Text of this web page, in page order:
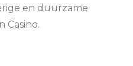
en duurzame
Casino.